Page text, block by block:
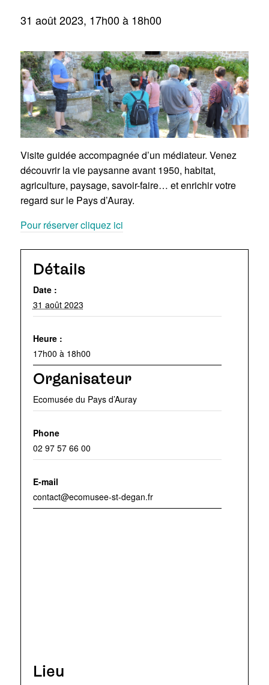
31 août 2023, 17h00à 18h00
Visite guidée accompagnée d’un médiateur. Venez
découvrir la vie paysanne avant 1950, habitat,
agriculture, paysage, savoir-faire… et enrichir votre
regard sur le Pays d’Auray.
Pour réserver cliquez ici
Détails
Date :
31 août 2023
Heure :
17h00 à 18h00
Organisateur
Ecomusée du Pays d’Auray
Phone
02 97 57 66 00
E-mail
contact@ecomusee-st-degan.fr
Lieu